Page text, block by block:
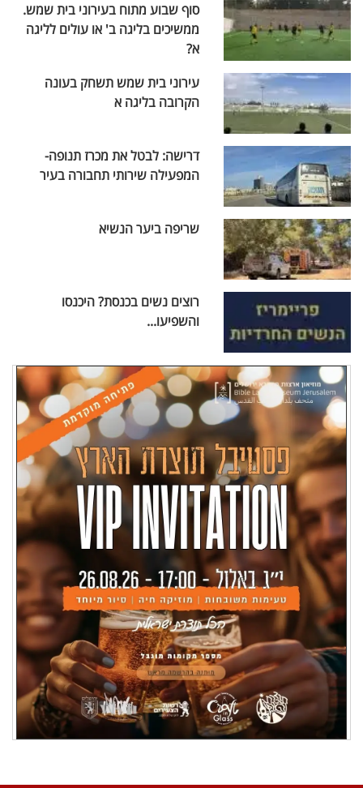
סוף שבוע מתוח בעירוני בית שמש.
ממשיכים בליגה ב' או עולים לליגה
א?
עירוני בית שמש תשחק בעונה
הקרובה בליגה א
דרישה: לבטל את מכרז תנופה-
המפעילה שירותי תחבורה בעיר
שריפה ביער הנשיא
רוצים נשים בכנסת? היכנסו
והשפיעו...